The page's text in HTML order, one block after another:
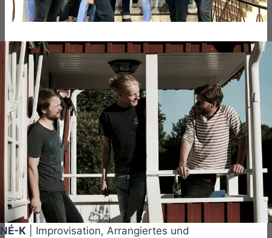
NÉ-K | Improvisation, Arrangiertes und